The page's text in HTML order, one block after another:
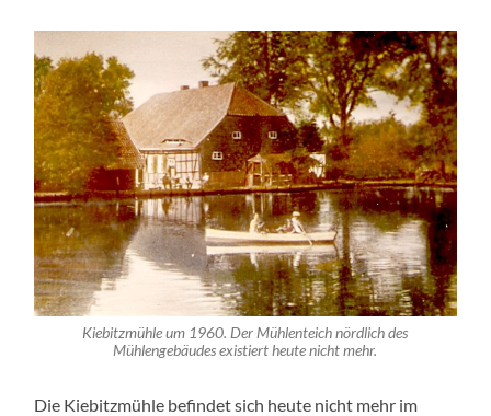
Kiebitzmühle um 1960. Der Mühlenteich nördlich des
Mühlengebäudes existiert heute nicht mehr.
Die Kiebitzmühle befindet sich heute nicht mehr im